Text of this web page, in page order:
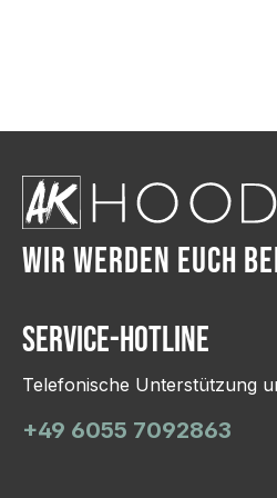
WIR WERDEN EUCH
Service-Hotline
Telefonische Unterstützung
+49 6055 7092863